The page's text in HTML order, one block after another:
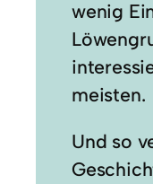
wenig
meisten.
Und so